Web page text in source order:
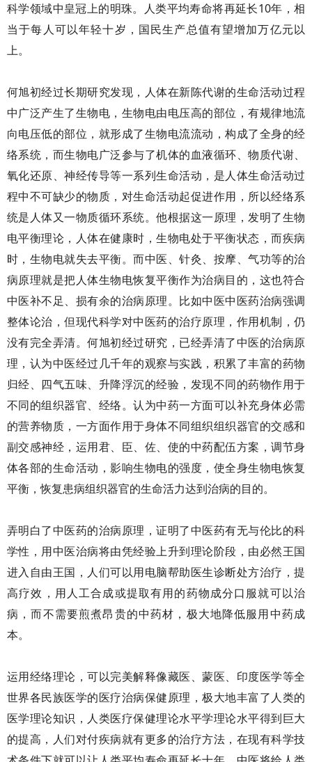
科学领域中皇冠上的明珠。人类平均寿命将再延长10年，相
当于每人可以年轻十岁，国民生产总值有望增加万亿元以
上。
何旭初经过长期研究发现，人体在新陈代谢的生命活动过程
中广泛产生了生物电，生物电由电压高的部位，有规律地流
向电压低的部位，就形成了生物电流流动，构成了全身的经
络系统，而生物电广泛参与了机体的血液循环、物质代谢、
氧化还原、神经传导等一系列生命活动，是人体生命活动过
程中不可缺少的物质，对生命活动起促进作用，所以经络系
统是人体又一物质循环系统。他根据这一原理，发明了生物
电平衡理论，人体在健康时，生物电处于平衡状态，而疾病
时，生物电就失去平衡。而中医、针灸、按摩、气功等的治
病原理就是把人体生物电恢复平衡作为治病目的，这也符合
中医补不足、损有余的治病原理。比如中医中医药治病强调
整体论治，但现代科学对中医药的治疗原理，作用机制，仍
没有完全弄清。何旭初经过研究，已经弄清了中医的治病原
理，认为中医经过几千年的观察与实践，积累了丰富的药物
归经、四气五味、升降浮沉的经验，发现不同的药物作用于
不同的组织器官、经络。认为中药一方面可以补充身体必需
的营养物质，一方面作用于身体不同组织组织器官的交感和
副交感神经，运用君、臣、佐、使的中药配伍方案，调节身
体各部的生命活动，影响生物电的强度，使全身生物电恢复
平衡，恢复患病组织器官的生命活力达到治病的目的。
弄明白了中医药的治病原理，证明了中医药有无与伦比的科
学性，用中医治病将由凭经验上升到理论阶段，由必然王国
进入自由王国，人们可以用电脑帮助医生诊断处方治疗，提
高疗效，用人工合成或提取有用的药物成分口服就可以治
病，而不需要煎煮昂贵的中药材，极大地降低服用中药成
本。
运用经络理论，可以完美解释像藏医、蒙医、印度医学等全
世界各民族医学的医疗治病保健原理，极大地丰富了人类的
医学理论知识，人类医疗保健理论水平学理论水平得到巨大
的提高，人们对付疾病就有更多的治疗方法，在现有科学技